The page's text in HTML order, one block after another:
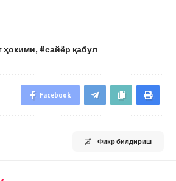
ҳокими, #сайёр қабул
Facebook
Фикр билдириш